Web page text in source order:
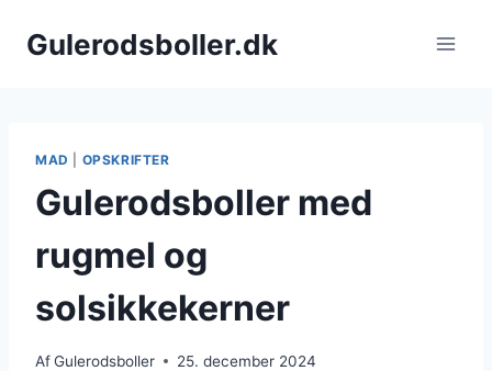
Gulerodsboller.dk
MAD OPSKRIFTER
Gulerodsboller med
rugmel og
solsikkekerner
AfGulerodsboller 25. december 2024